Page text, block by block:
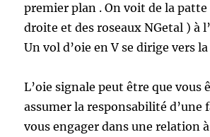
premier plan . On voit de la patte
droite et des roseaux NGetal ) à
Un vol d’oie en V se dirige vers
L’oie signale peut être que vous
assumer la responsabilité d’une
vous engager dans une relation